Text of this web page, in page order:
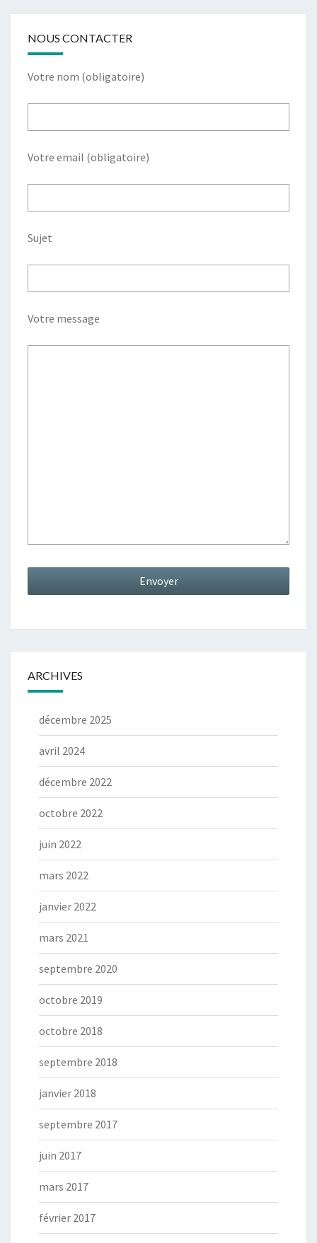
NOUS CONTACTER
Votre nom (obligatoire)
Votre email (obligatoire)
Sujet
Votre message
ARCHIVES
décembre 2025
avril 2024
décembre 2022
octobre 2022
juin 2022
mars 2022
janvier 2022
mars 2021
septembre 2020
octobre 2019
octobre 2018
septembre 2018
janvier 2018
septembre 2017
juin 2017
mars 2017
février 2017